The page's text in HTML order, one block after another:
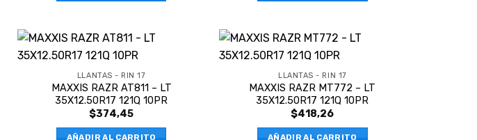
LLANTAS - RIN 17
MAXXIS RAZR AT811 – LT
35X12.50R17 121Q 10PR
$374,45
AÑADIR AL CARRITO
LLANTAS - RIN 17
MAXXIS RAZR MT772 – LT
35X12.50R17 121Q 10PR
$418,26
AÑADIR AL CARRITO